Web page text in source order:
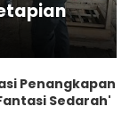
Penangkapan
Sedarah'